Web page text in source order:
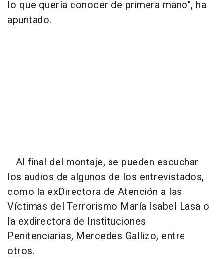
lo que quería conocer de primera mano", ha
apuntado.
Al final del montaje, se pueden escuchar
los audios de algunos de los entrevistados,
como la exDirectora de Atención a las
Víctimas del Terrorismo María Isabel Lasa o
la exdirectora de Instituciones
Penitenciarias, Mercedes Gallizo, entre
otros.